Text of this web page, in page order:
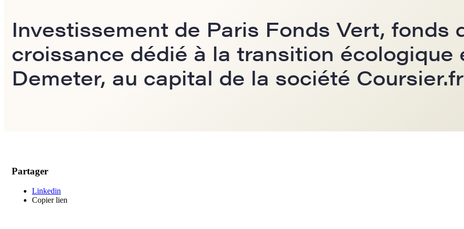
Investissement de Paris Fonds Vert, fonds
croissance dédié à la transition écologique
Demeter, au capital de la société Coursier.fr
Partager
Linkedin
Copier lien